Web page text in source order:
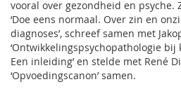
vooral over gezondheid en psyche.
‘Doe eens normaal. Over zin en
diagnoses’, schreef samen met
‘Ontwikkelingspsychopathologie
Een inleiding’ en stelde met René
‘Opvoedingscanon’ samen.